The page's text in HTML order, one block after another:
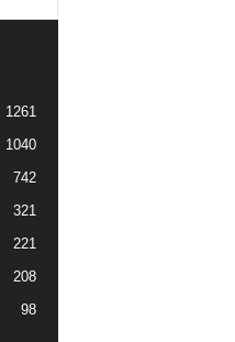
1261
1040
742
321
221
208
98